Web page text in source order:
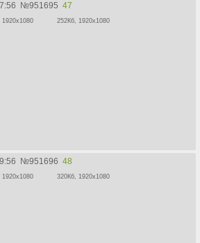
№951695 47
1920x1080 252Кб, 1920x1080
№951696 48
1920x1080 320Кб, 1920x1080